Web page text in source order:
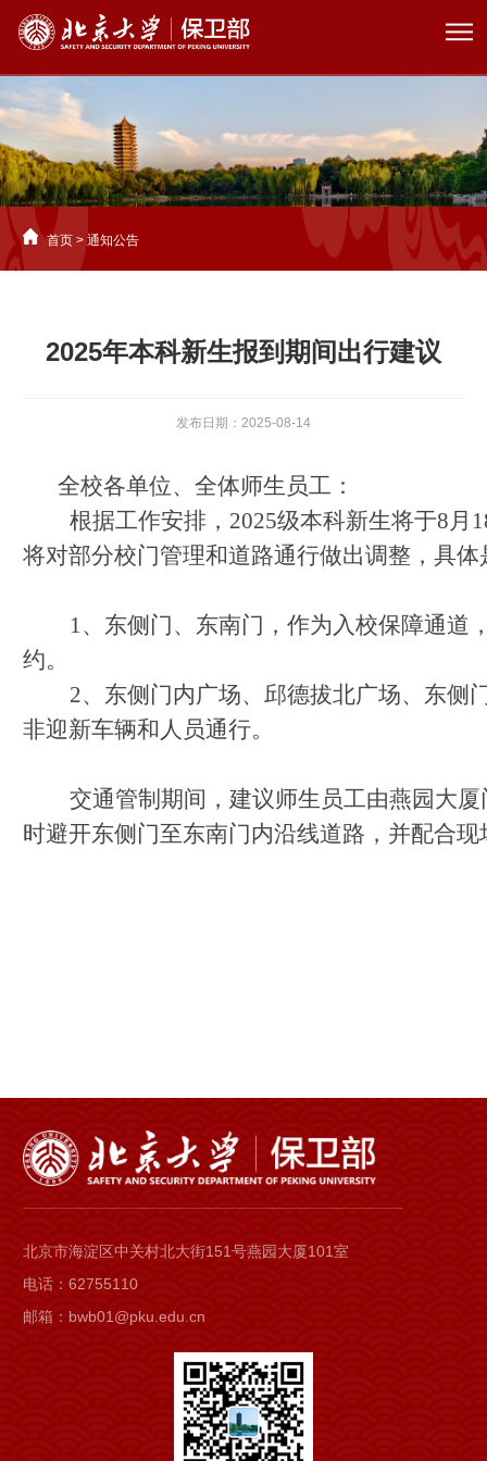
首页 >通知公告
2025年本科新生报到期间出行建议
发布日期：2025-08-14
全校各单位、全体师生员工：
根据工作安排，2025级本科新生将于8月
将对部分校门管理和道路通行做出调整，具体
1、东侧门、东南门，作为入校保障通道
约。
2、东侧门内广场、邱德拔北广场、东侧
非迎新车辆和人员通行。
交通管制期间，建议师生员工由燕园大
时避开东侧门至东南门内沿线道路，并配合
北京市海淀区中关村北大街151号燕园大厦101室
电话：62755110
邮箱：bwb01@pku.edu.cn